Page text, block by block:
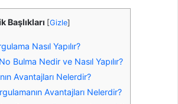
Başlıkları [Gizle]
Nasıl Yapılır?
Bulma Nedir ve Nasıl Yapılır?
Avantajları Nelerdir?
Avantajları Nelerdir?